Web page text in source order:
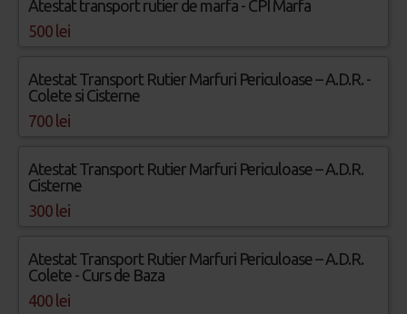
Atestat transport rutier de marfa - CPI Marfa
500 lei
Atestat Transport Rutier Marfuri Periculoase – A.D.R. -
Colete si Cisterne
700 lei
Atestat Transport Rutier Marfuri Periculoase – A.D.R.
Cisterne
300 lei
Atestat Transport Rutier Marfuri Periculoase – A.D.R.
Colete - Curs de Baza
400 lei